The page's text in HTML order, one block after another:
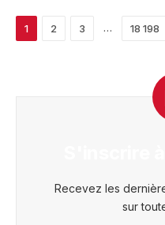
1 2 3 … 18 198
Recevez les
sur